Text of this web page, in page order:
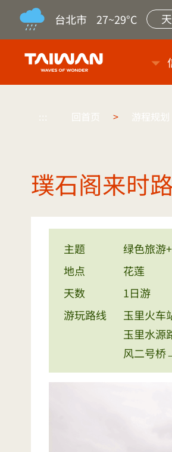
台北市 27~29°C
台旅会北京
::: 回首页 > 游程规划
璞石阁来时
主题
绿色旅游
地点
花莲
天数
1日游
游玩路线
玉里火
玉里水
风二号